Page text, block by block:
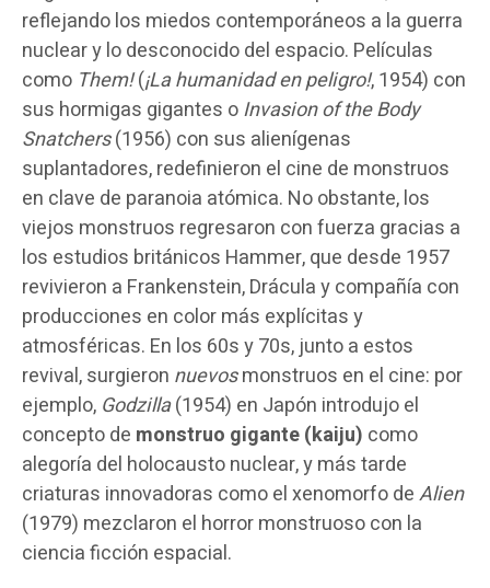
reflejando los miedos contemporáneos a la guerra
nuclear y lo desconocido del espacio. Películas
como Them!(¡La humanidad en peligro!, 1954) con
sus hormigas gigantes oInvasion of the Body
Snatchers(1956) con sus alienígenas
suplantadores, redefinieron el cine de monstruos
en clave de paranoia atómica. No obstante, los
viejos monstruos regresaron con fuerza gracias a
los estudios británicos Hammer, que desde 1957
revivieron a Frankenstein, Drácula y compañía con
producciones en color más explícitas y
atmosféricas. En los 60s y 70s, junto a estos
revival, surgieron nuevosmonstruos en el cine: por
ejemplo, Godzilla(1954) en Japón introdujo el
concepto de monstruo gigante (kaiju) como
alegoría del holocausto nuclear, y más tarde
criaturas innovadoras como el xenomorfo deAlien
(1979) mezclaron el horror monstruoso con la
ciencia ficción espacial.